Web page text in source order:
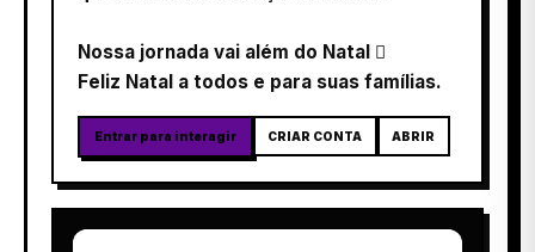
Nossa jornada vai além do Natal 
Feliz Natal a todos e para suas famílias.
Entrar para interagir CRIAR CONTA ABRIR